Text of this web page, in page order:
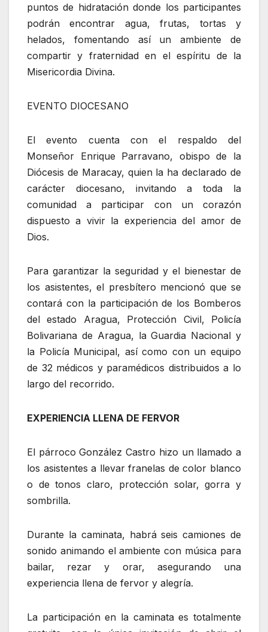
puntos de hidratación donde los participantes
podrán encontrar agua, frutas, tortas y
helados, fomentando así un ambiente de
compartir y fraternidad en el espíritu de la
Misericordia Divina.
EVENTO DIOCESANO
El evento cuenta con el respaldo del
Monseñor Enrique Parravano, obispo de la
Diócesis de Maracay, quien la ha declarado de
carácter diocesano, invitando a toda la
comunidad a participar con un corazón
dispuesto a vivir la experiencia del amor de
Dios.
Para garantizar la seguridad y el bienestar de
los asistentes, el presbítero mencionó que se
contará con la participación de los Bomberos
del estado Aragua, Protección Civil, Policía
Bolivariana de Aragua, la Guardia Nacional y
la Policía Municipal, así como con un equipo
de 32 médicos y paramédicos distribuidos a lo
largo del recorrido.
EXPERIENCIA LLENA DE FERVOR
El párroco González Castro hizo un llamado a
los asistentes a llevar franelas de color blanco
o de tonos claro, protección solar, gorra y
sombrilla.
Durante la caminata, habrá seis camiones de
sonido animando el ambiente con música para
bailar, rezar y orar, asegurando una
experiencia llena de fervor y alegría.
La participación en la caminata es totalmente